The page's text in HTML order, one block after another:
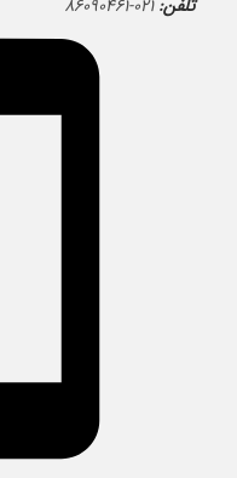
تلفن: ۰۲۱-۸۶۰۹۰۴۶۱